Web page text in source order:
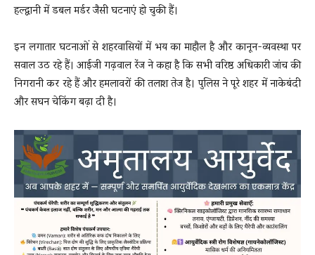
हल्द्वानी में डबल मर्डर जैसी घटनाएं हो चुकी हैं।
इन लगातार घटनाओं से शहरवासियों में भय का माहौल है और कानून-व्यवस्था पर
सवाल उठ रहे हैं। आईजी गढ़वाल रेंज ने कहा है कि सभी वरिष्ठ अधिकारी जांच की
निगरानी कर रहे हैं और हमलावरों की तलाश तेज है। पुलिस ने पूरे शहर में नाकेबंदी
और सघन चेकिंग बढ़ा दी है।